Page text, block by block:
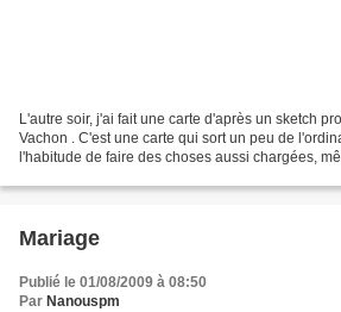
L'autre soir, j'ai fait une carte d'après un sketch
Vachon . C'est une carte qui sort un peu de
l'habitude de faire des choses aussi chargées,
Mariage
Publié le 01/08/2009 à 08:50
Par Nanouspm